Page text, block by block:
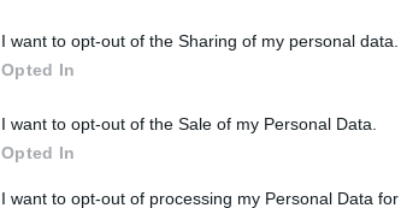
I want to opt-out of the Sharing of my personal data.
Opted In
I want to opt-out of the Sale of my Personal Data.
Opted In
I want to opt-out of processing my Personal Data for